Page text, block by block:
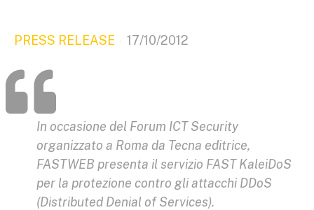
PRESS RELEASE 17/10/2012
In occasione del Forum ICT Security
organizzato a Roma da Tecna editrice,
FASTWEB presenta il servizio FAST KaleiDoS
per la protezione contro gli attacchi DDoS
(Distributed Denial of Services).